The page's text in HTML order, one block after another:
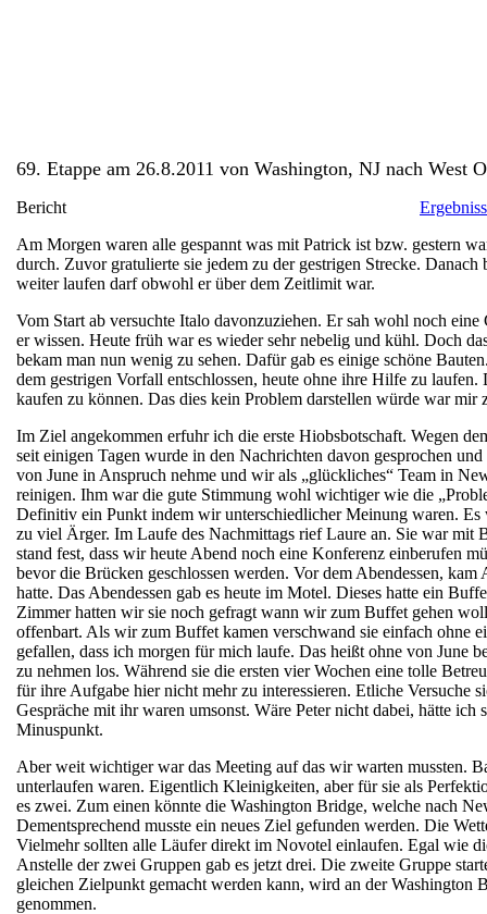
69. Etappe am 26.8.2011 von Washington, NJ nach West
Bericht
Am Morgen waren alle gespannt was mit Patrick ist bzw. gestern
durch. Zuvor gratulierte sie jedem zu der gestrigen Strecke.
weiter laufen darf obwohl er über dem Zeitlimit war.
Vom Start ab versuchte Italo davonzuziehen. Er sah wohl noch
er wissen. Heute früh war es wieder sehr nebelig und kühl. Doch
bekam man nun wenig zu sehen. Dafür gab es einige schöne
dem gestrigen Vorfall entschlossen, heute ohne ihre Hilfe zu
kaufen zu können. Das dies kein Problem darstellen würde war
Im Ziel angekommen erfuhr ich die erste Hiobsbotschaft. Wegen
seit einigen Tagen wurde in den Nachrichten davon gesprochen
von June in Anspruch nehme und wir als „glückliches“ Team in
reinigen. Ihm war die gute Stimmung wohl wichtiger wie die
Definitiv ein Punkt indem wir unterschiedlicher Meinung waren. Es
zu viel Ärger. Im Laufe des Nachmittags rief Laure an. Sie war mit
stand fest, dass wir heute Abend noch eine Konferenz einberufen
bevor die Brücken geschlossen werden. Vor dem Abendessen,
hatte. Das Abendessen gab es heute im Motel. Dieses hatte ein
Zimmer hatten wir sie noch gefragt wann wir zum Buffet gehen
offenbart. Als wir zum Buffet kamen verschwand sie einfach ohne
gefallen, dass ich morgen für mich laufe. Das heißt ohne von June
zu nehmen los. Während sie die ersten vier Wochen eine tolle
für ihre Aufgabe hier nicht mehr zu interessieren. Etliche Versuche
Gespräche mit ihr waren umsonst. Wäre Peter nicht dabei, hätte
Minuspunkt.
Aber weit wichtiger war das Meeting auf das wir warten mussten.
unterlaufen waren. Eigentlich Kleinigkeiten, aber für sie als
es zwei. Zum einen könnte die Washington Bridge, welche nach
Dementsprechend musste ein neues Ziel gefunden werden. Die
Vielmehr sollten alle Läufer direkt im Novotel einlaufen. Egal wie
Anstelle der zwei Gruppen gab es jetzt drei. Die zweite Gruppe
gleichen Zielpunkt gemacht werden kann, wird an der Washington
genommen.